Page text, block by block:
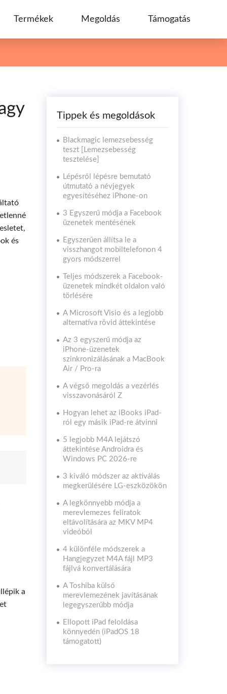
Termékek Megoldás Támogatás
és
a
Tippek és megoldások
Blackmagic lemezsebesség
teszt [Lemezsebesség
tesztelése]
Lépésről lépésre bemutató
útmutató a névjegyek
egyesítéséhez iPhone-on
3 Egyszerű módja a Facebook
üzenetek mentésének
Egyszerűen állítsa le a
visszhangot mobiltelefonon 4
gyors módszerrel
Teljes módszerek a Facebook-
üzenetek mindkét oldalon való
törlésére
A Microsoft Visio és a legjobb
alternatíva rövid áttekintése
Az 3 egyszerű módja az
iPhone-üzenetek
szinkronizálásának a MacBook
Air / Pro-ra
A végső megoldás a vezérlés
visszavonásáról Z
Hogyan lehet az iBooks iPad-
ról egy másik iPad-re átvinni
5 legjobb M4A lejátszó
áttekintése Androidra és
Windows PC 2026-re
3 kiváló módszer az aktiválás
megkerülésére LG-eszközökön
A legkönnyebb módja a
merevlemezes feliratok
eltávolítására az MKV MP4
videóból
4 különféle módszerek a
Hangjegyzet M4A fájl MP3
fájlvá konvertálására
A Toshiba külső
merevlemezének javításának
legegyszerűbb módja
Ellopott iPad feloldása
könnyedén (iPadOS 18
támogatott)